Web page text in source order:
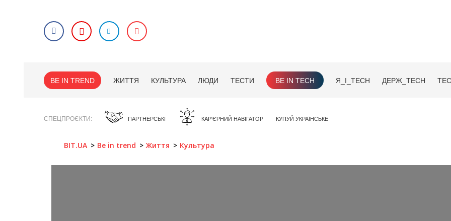
BE IN TREND ЖИТТЯ КУЛЬТУРА ЛЮДИ ТЕСТИ BE IN TECH Я_І_TECH ДЕРЖ_TECH
СПЕЦПРОЄКТИ ПАРТНЕРСЬКІ КАР'ЄРНИЙ НАВІГАТОР КУПУЙ УКРАЇНСЬКЕ
BIT.UA Be in trend Життя Культура